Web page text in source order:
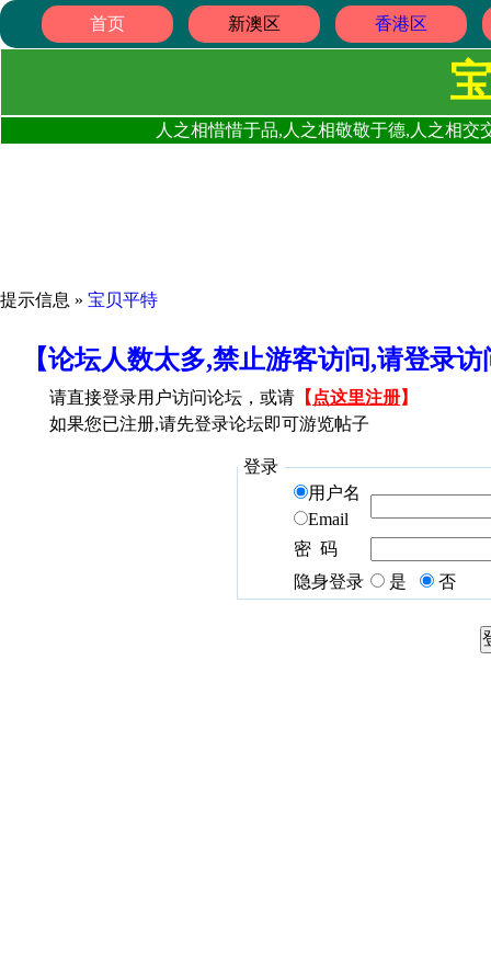
首页 新澳区 香港区
人之相惜惜于品,人之相敬敬于德,人之相
提示信息 » 宝贝平特
【论坛人数太多,禁止游客访问,请登录
请直接登录用户访问论坛，或请 【 点这里注册】
如果您已注册,请先登录论坛即可游览帖子
登录
用户名
Email
密 码
隐身登录
是 否